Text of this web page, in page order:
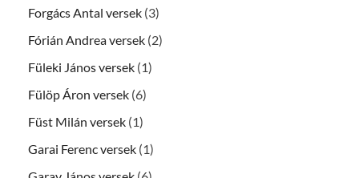
Forgács Antal versek (3)
Fórián Andrea versek (2)
Füleki János versek (1)
Fülöp Áron versek (6)
Füst Milán versek (1)
Garai Ferenc versek (1)